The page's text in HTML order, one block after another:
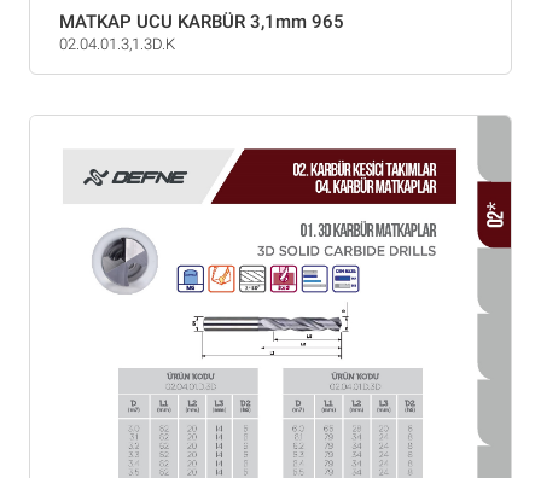
MATKAP UCU KARBÜR 3,1mm 965
02.04.01.3,1.3D.K